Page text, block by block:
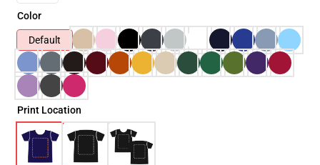
Color
Default
Print Location